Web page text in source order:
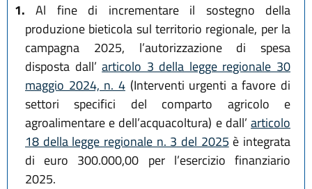
1. Al fine di incrementare il sostegno della
produzione bieticola sul territorio regionale, per la
campagna 2025, l’autorizzazione di spesa
disposta dall’articolo 3 della legge regionale 30
maggio 2024, n. 4(Interventi urgenti a favore di
settori specifici del comparto agricolo e
agroalimentare e dell’acquacoltura) e dall’ articolo
18 della legge regionale n. 3 del 2025 è integrata
di euro 300.000,00 per l’esercizio finanziario
2025.